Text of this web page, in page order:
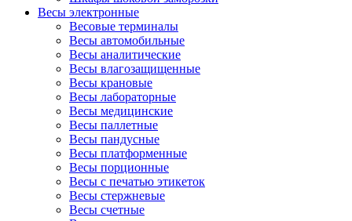
Весы электронные
Весовые терминалы
Весы автомобильные
Весы аналитические
Весы влагозащищенные
Весы крановые
Весы лабораторные
Весы медицинские
Весы паллетные
Весы пандусные
Весы платформенные
Весы порционные
Весы с печатью этикеток
Весы стержневые
Весы счетные